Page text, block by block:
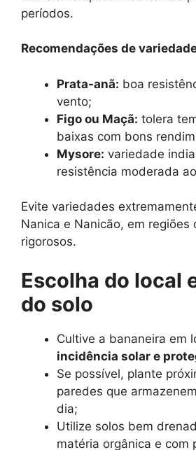
períodos.
Recomendações de
Prata-anã: boa
vento;
Figo ou Maçã: tolera
baixas com bons
Mysore: variedade
resistência moderada
Evite variedades
Nanica e Nanicão, em regiões
rigorosos.
Escolha do local
do solo
Cultive a bananeira em
incidência solar e
Se possível, plante
paredes que
dia;
Utilize solos bem
matéria orgânica e com